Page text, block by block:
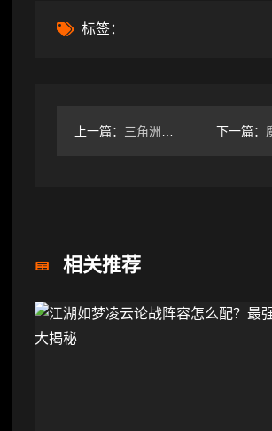
标签：
上一篇： 三角洲行动三角洲3x3三阶段，邪修通关玩法！ 下一篇： 魔
相关推荐